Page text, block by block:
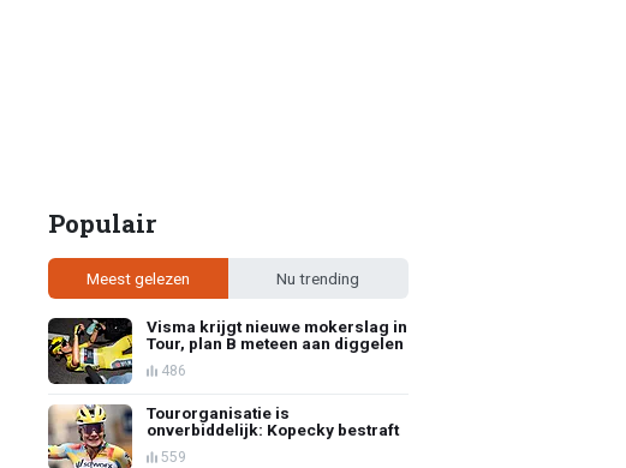
Populair
Meest gelezen Nu trending
Visma krijgt nieuwe mokerslag in
Tour, plan B meteen aan diggelen
486
Tourorganisatie is
onverbiddelijk: Kopecky bestraft
559